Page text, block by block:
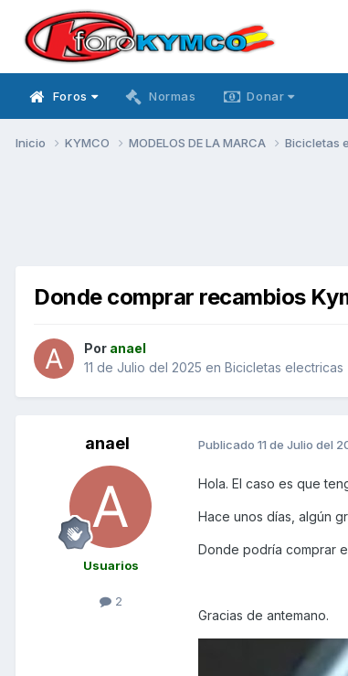
Foros Normas Donar
Inicio KYMCO MODELOS DE LA MARCA Bicicletas
Donde comprar recambios
Por anael
11 de Julio del 2025 en Bicicletas
anael
Usuarios
2
Publicado 11 de Julio del
Hola. El caso es que
Hace unos días, algún
Donde podría comprar
Gracias de antemano.